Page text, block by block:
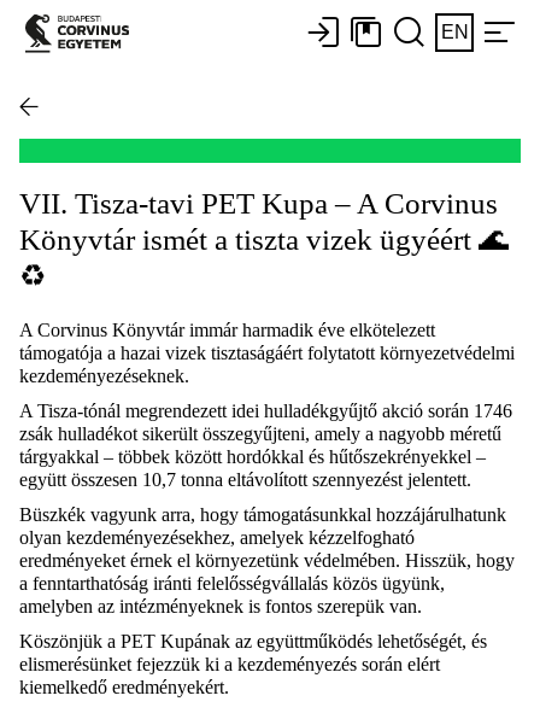
EN
VII. Tisza-tavi PET Kupa – A Corvinus
Könyvtár ismét a tiszta vizek ügyéért 🌊
♻️
A Corvinus Könyvtár immár harmadik éve elkötelezett
támogatója a hazai vizek tisztaságáért folytatott környezetvédelmi
kezdeményezéseknek.
A Tisza-tónál megrendezett idei hulladékgyűjtő akció során 1746
zsák hulladékot sikerült összegyűjteni, amely a nagyobb méretű
tárgyakkal – többek között hordókkal és hűtőszekrényekkel –
együtt összesen 10,7 tonna eltávolított szennyezést jelentett.
Büszkék vagyunk arra, hogy támogatásunkkal hozzájárulhatunk
olyan kezdeményezésekhez, amelyek kézzelfogható
eredményeket érnek el környezetünk védelmében. Hisszük, hogy
a fenntarthatóság iránti felelősségvállalás közös ügyünk,
amelyben az intézményeknek is fontos szerepük van.
Köszönjük a PET Kupának az együttműködés lehetőségét, és
elismerésünket fejezzük ki a kezdeményezés során elért
kiemelkedő eredményekért.